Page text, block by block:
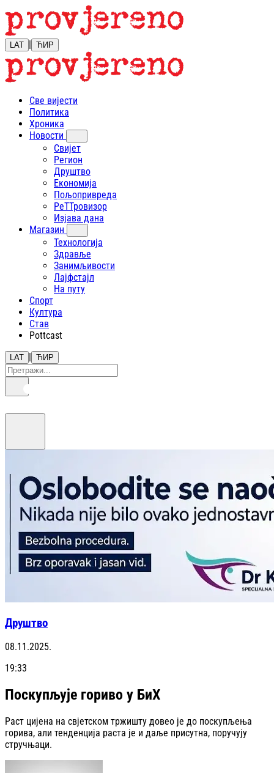
LAT | ЋИР
Све вијести
Политика
Хроника
Новости
Свијет
Регион
Друштво
Економија
Пољопривреда
РеТТровизор
Изјава дана
Магазин
Технологија
Здравље
Занимљивости
Лајфстajл
На путу
Спорт
Култура
Став
Pottcast
LAT | ЋИР
Друштво
08.11.2025.
19:33
Поскупљује гориво у БиХ
Раст цијена на свјетском тржишту довео је до поскупљења
горива, али тенденција раста је и даље присутна, поручују
стручњаци.